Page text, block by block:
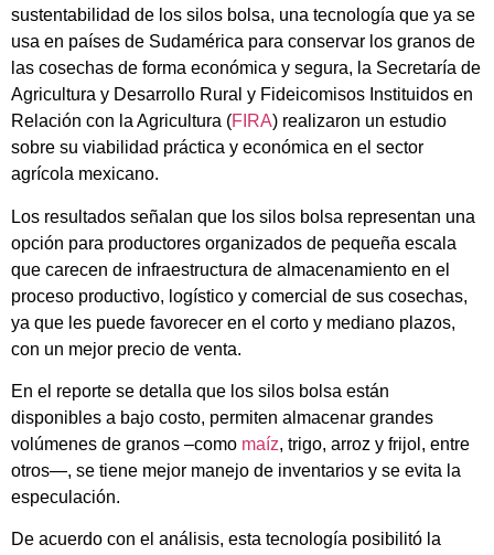
sustentabilidad de los silos bolsa, una tecnología que ya se
usa en países de Sudamérica para conservar los granos de
las cosechas de forma económica y segura, la Secretaría de
Agricultura y Desarrollo Rural y Fideicomisos Instituidos en
Relación con la Agricultura (FIRA) realizaron un estudio
sobre su viabilidad práctica y económica en el sector
agrícola mexicano.
Los resultados señalan que los silos bolsa representan una
opción para productores organizados de pequeña escala
que carecen de infraestructura de almacenamiento en el
proceso productivo, logístico y comercial de sus cosechas,
ya que les puede favorecer en el corto y mediano plazos,
con un mejor precio de venta.
En el reporte se detalla que los silos bolsa están
disponibles a bajo costo, permiten almacenar grandes
volúmenes de granos –como maíz, trigo, arroz y frijol, entre
otros—, se tiene mejor manejo de inventarios y se evita la
especulación.
De acuerdo con el análisis, esta tecnología posibilitó la